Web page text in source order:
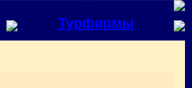
Турфирмы